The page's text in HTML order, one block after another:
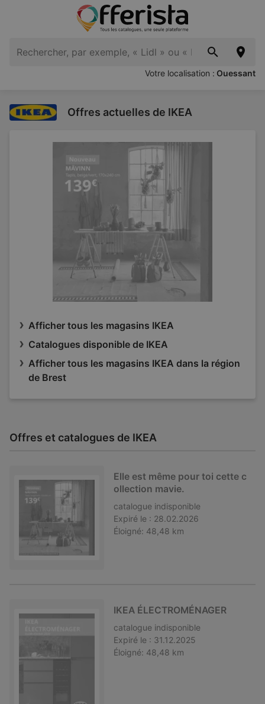
Votre localisation : Ouessant
Offres actuelles de IKEA
Afficher tous les magasins IKEA
Catalogues disponible de IKEA
Afficher tous les magasins IKEA dans la région
de Brest
Offres et catalogues de IKEA
Elle est même pour toi cette c
ollection mavie. ​
catalogue indisponible
Expiré le : 28.02.2026
Éloigné: 48,48 km
IKEA ÉLECTROMÉNAGER
catalogue indisponible
Expiré le : 31.12.2025
Éloigné: 48,48 km